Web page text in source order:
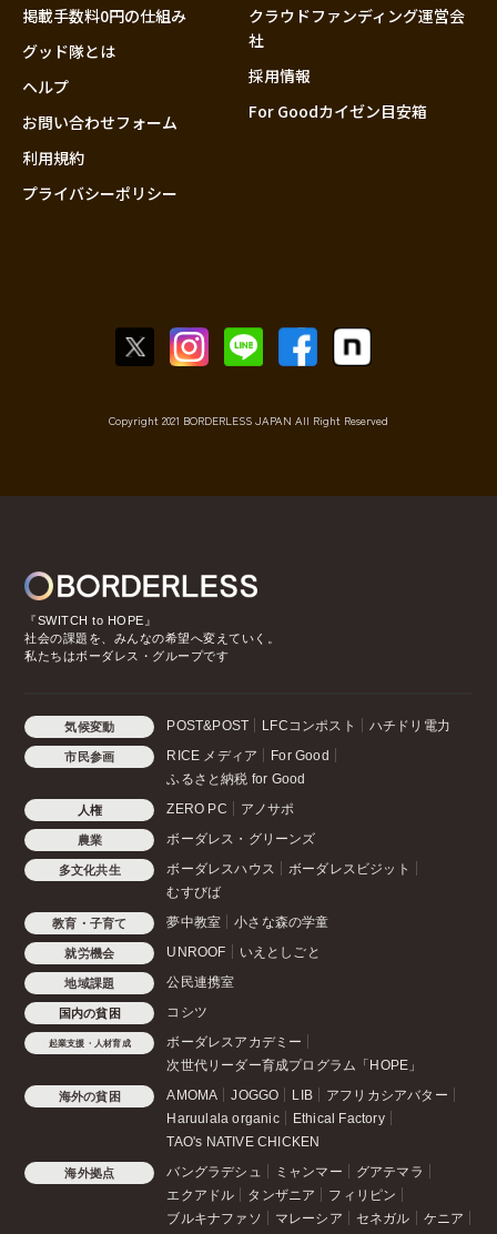
大分
掲載手数料0円の仕組み
グッド隊とは
ヘルプ
お問い合わせフォーム
利用規約
プライバシーポリシー
クラウドファンディング運営会
社
採用情報
For Goodカイゼン目安箱
Copyright 2021 BORDERLESS JAPAN All Right Reserved
『SWITCH to HOPE』
社会の課題を、みんなの希望へ変えていく。
私たちはボーダレス・グループです
気候変動 POST&POST LFCコンポスト ハチドリ電力
市民参画 RICE メディア
For Good
ふるさと納税 for Good
人権 ZERO PC アノサポ
農業 ボーダレス・グリーンズ
多文化共生 ボーダレスハウス
ボーダレスビジット
むすびば
教育・子育て 夢中教室 小さな森の学童
就労機会 UNROOF いえとしごと
地域課題 公民連携室
国内の貧困 コシツ
起業支援・人材育成
ボーダレスアカデミー
次世代リーダー育成プログラム「HOPE」
海外の貧困 AMOMA JOGGO LIB
アフリカシアバター
Haruulala organic
Ethical Factory
TAO's NATIVE CHICKEN
海外拠点 バングラデシュ ミャンマー
グアテマラ
エクアドル
タンザニア
フィリピン
ブルキナファソ
マレーシア セネガル
ケニア